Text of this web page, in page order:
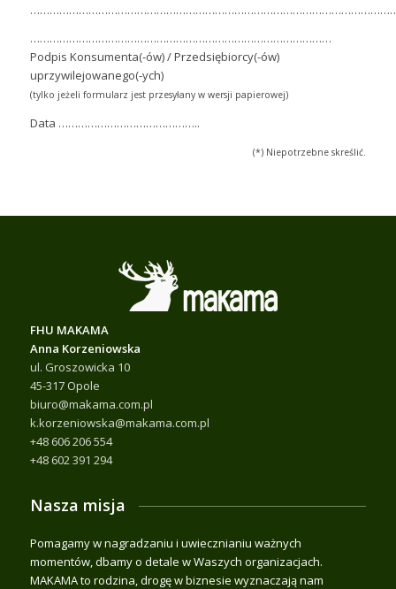
…………………………………………………………………………………
Podpis Konsumenta(-ów) / Przedsiębiorcy(-ów)
uprzywilejowanego(-ych)
(tylko jeżeli formularz jest przesyłany w wersji papierowej)
Data ……………………………………..
(*) Niepotrzebne skreślić.
FHU MAKAMA
Anna Korzeniowska
ul. Groszowicka 10
45-317 Opole
biuro@makama.com.pl
k.korzeniowska@makama.com.pl
+48 606 206 554
+48 602 391 294
Nasza misja
Pomagamy w nagradzaniu i uwiecznianiu ważnych
momentów, dbamy o detale w Waszych organizacjach.
MAKAMA to rodzina, drogę w biznesie wyznaczają nam